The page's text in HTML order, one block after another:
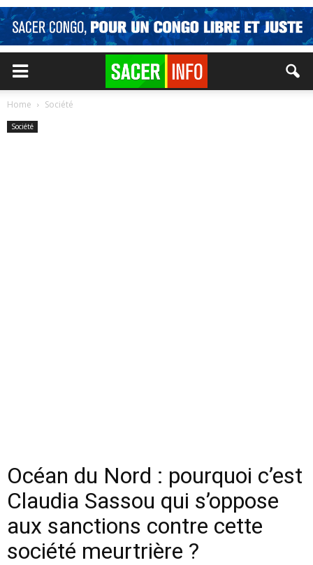
Home Société
Société
Océan du Nord : pourquoi c’est
Claudia Sassou qui s’oppose
aux sanctions contre cette
société meurtrière ?